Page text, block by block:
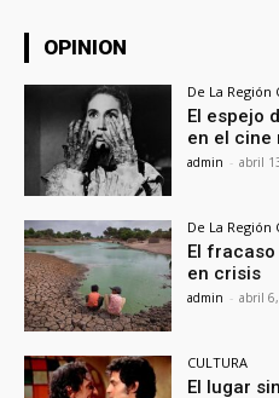
OPINION
De La Región
El espejo
en el cine
admin - abril
De La Región
El
en crisis
admin - abril
CULTURA
El lugar